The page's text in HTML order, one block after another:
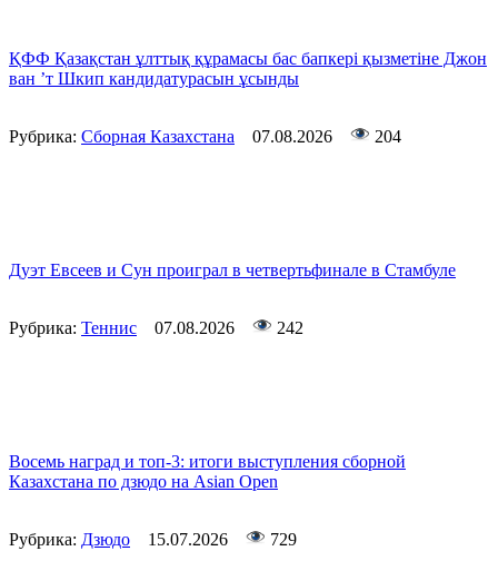
ҚФФ Қазақстан ұлттық құрамасы бас бапкері қызметіне Джон
ван ’т Шкип кандидатурасын ұсынды
Рубрика: Сборная Казахстана 07.08.2026 204
Дуэт Евсеев и Сун проиграл в четвертьфинале в Стамбуле
Рубрика: Теннис 07.08.2026 242
Восемь наград и топ-3: итоги выступления сборной
Казахстана по дзюдо на Asian Open
Рубрика: Дзюдо 15.07.2026 729